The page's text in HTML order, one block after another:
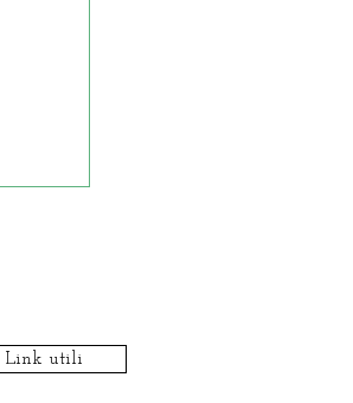
Link utili